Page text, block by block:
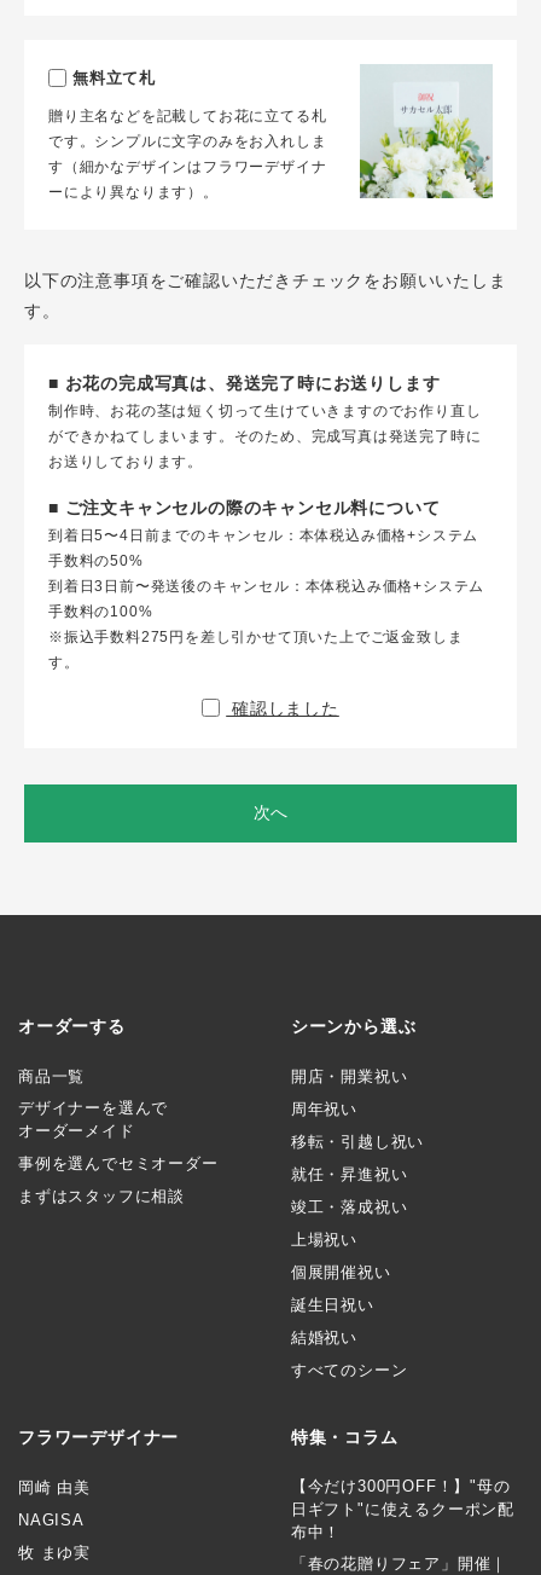
無料立て札
贈り主名などを記載してお花に立てる札
です。シンプルに文字のみをお入れしま
す（細かなデザインはフラワーデザイナ
ーにより異なります）。
以下の注意事項をご確認いただきチェックをお願いいたしま
す。
■ お花の完成写真は、発送完了時にお送りします
制作時、お花の茎は短く切って生けていきますのでお作り直し
ができかねてしまいます。そのため、完成写真は発送完了時に
お送りしております。
■ ご注文キャンセルの際のキャンセル料について
到着日5〜4日前までのキャンセル：本体税込み価格+システム
手数料の50%
到着日3日前〜発送後のキャンセル：本体税込み価格+システム
手数料の100%
※振込手数料275円を差し引かせて頂いた上でご返金致しま
す。
確認しました
次へ
オーダーする
商品一覧
デザイナーを選んで
オーダーメイド
事例を選んでセミオーダー
まずはスタッフに相談
シーンから選ぶ
開店・開業祝い
周年祝い
移転・引越し祝い
就任・昇進祝い
竣工・落成祝い
上場祝い
個展開催祝い
誕生日祝い
結婚祝い
すべてのシーン
フラワーデザイナー
岡崎 由美
NAGISA
牧 まゆ実
特集・コラム
【今だけ300円OFF！】"母の
日ギフト"に使えるクーポン配
布中！
「春の花贈りフェア」開催｜